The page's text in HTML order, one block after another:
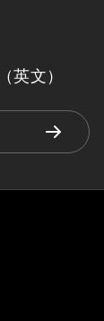
英文）